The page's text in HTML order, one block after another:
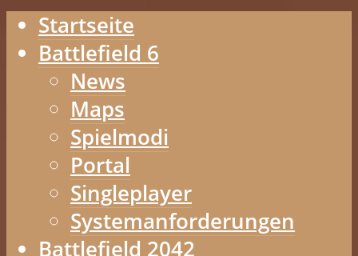
Startseite
Battlefield 6
News
Maps
Spielmodi
Portal
Singleplayer
Systemanforderungen
Battlefield 2042